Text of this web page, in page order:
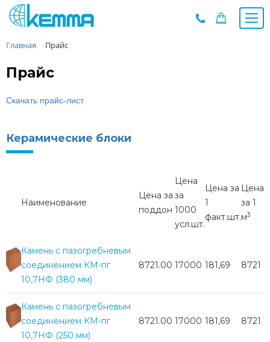
Каталог
О заводе
Новости
Дилеры
Наши проекты
Предложения к зачёту
Сертификаты
Партнеры
Корзина
Избранное
Главная Прайс
Прайс
Скачать прайс-лист
Керамические блоки
Наименование
Цена за
поддон
Цена
за
1000
усл.шт.
Цена за
1
факт.шт.
Цена
за 1
м3
Камень с пазогребневым
соединением КМ-пг
10,7НФ (380 мм)
8721.00 17000 181,69 8721
Камень с пазогребневым
соединением КМ-пг
10,7НФ (250 мм)
8721.00 17000 181,69 8721